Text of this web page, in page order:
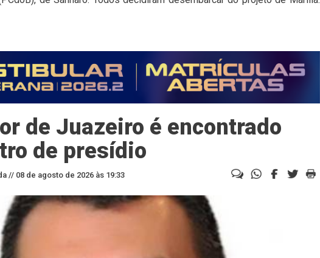
de Juazeiro é encontrado
de presídio
// 08 de agosto de 2026 às 19:33